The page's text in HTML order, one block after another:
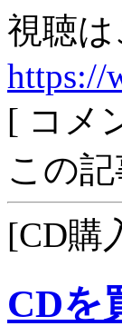
視聴
https://
[ コメ
この
[CD購
CDを